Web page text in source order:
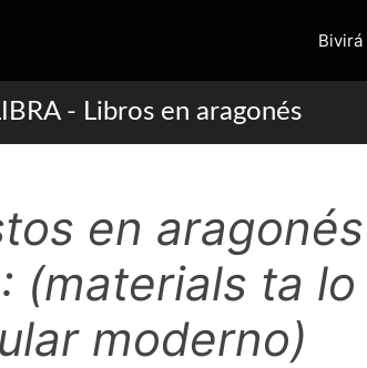
Bivirá
- Libros en aragonés
en
(materials ta
moderno)